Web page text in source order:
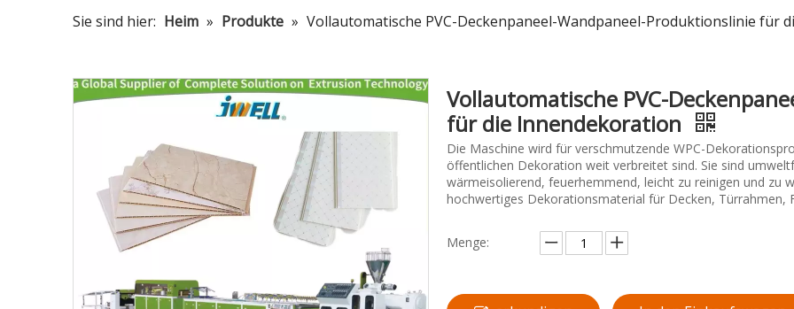
Sie sind hier: Heim » Produkte » Vollautomatische PVC-Deckenpaneel-Wandpaneel-Produktionslinie für
Vollautomatische PVC-
für die Innendekoration
Die Maschine wird für verschmutzende WPC-
öffentlichen Dekoration weit verbreitet sind. Sie sind
wärmeisolierend, feuerhemmend, leicht zu reinigen und zu
hochwertiges Dekorationsmaterial für Decken, Türrahmen,
Menge: